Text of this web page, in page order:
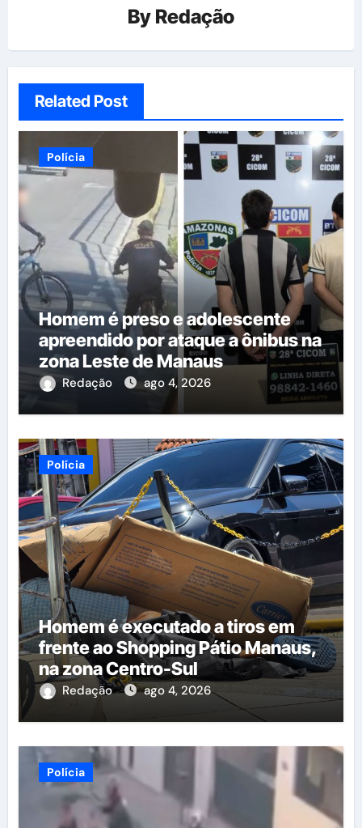
By Redação
Related Post
Polícia
Homem é preso e adolescente
apreendido por ataque a ônibus na
zona Leste de Manaus
Redação ago 4, 2026
Polícia
Homem é executado a tiros em
frente ao Shopping Pátio Manaus,
na zona Centro-Sul
Redação ago 4, 2026
Polícia